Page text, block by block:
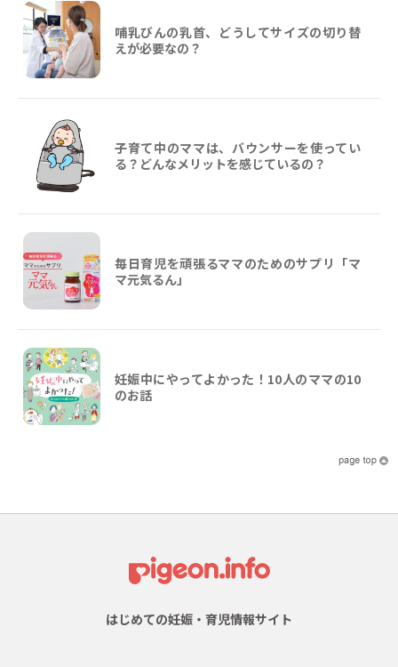
哺乳びんの乳首、どうしてサイズの切り替
えが必要なの？
子育て中のママは、バウンサーを使ってい
る？どんなメリットを感じているの？
毎日育児を頑張るママのためのサプリ「マ
マ元気るん」
妊娠中にやってよかった！10人のママの10
のお話
はじめての妊娠・育児情報サイト